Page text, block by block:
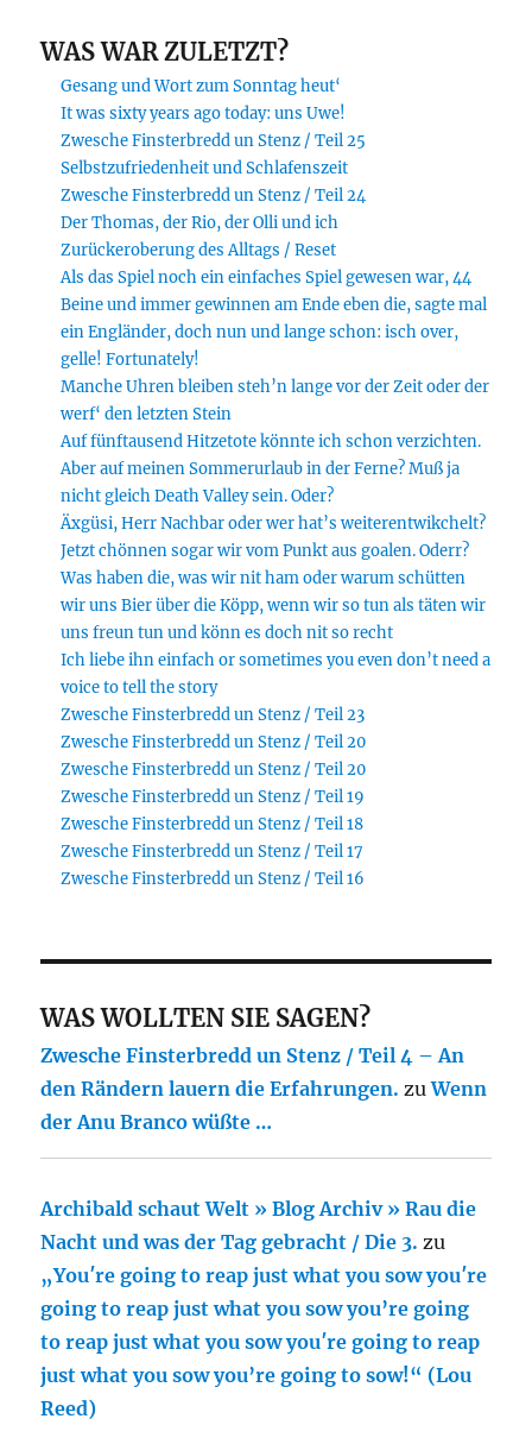
WAS WAR ZULETZT?
Gesang und Wort zum Sonntag heut‘
It was sixty years ago today: uns Uwe!
Zwesche Finsterbredd un Stenz / Teil 25
Selbstzufriedenheit und Schlafenszeit
Zwesche Finsterbredd un Stenz / Teil 24
Der Thomas, der Rio, der Olli und ich
Zurückeroberung des Alltags / Reset
Als das Spiel noch ein einfaches Spiel gewesen war, 44
Beine und immer gewinnen am Ende eben die, sagte mal
ein Engländer, doch nun und lange schon: isch over,
gelle! Fortunately!
Manche Uhren bleiben steh’n lange vor der Zeit oder der
werf‘ den letzten Stein
Auf fünftausend Hitzetote könnte ich schon verzichten.
Aber auf meinen Sommerurlaub in der Ferne? Muß ja
nicht gleich Death Valley sein. Oder?
Äxgüsi, Herr Nachbar oder wer hat’s weiterentwikchelt?
Jetzt chönnen sogar wir vom Punkt aus goalen. Oderr?
Was haben die, was wir nit ham oder warum schütten
wir uns Bier über die Köpp, wenn wir so tun als täten wir
uns freun tun und könn es doch nit so recht
Ich liebe ihn einfach or sometimes you even don’t need a
voice to tell the story
Zwesche Finsterbredd un Stenz / Teil 23
Zwesche Finsterbredd un Stenz / Teil 20
Zwesche Finsterbredd un Stenz / Teil 20
Zwesche Finsterbredd un Stenz / Teil 19
Zwesche Finsterbredd un Stenz / Teil 18
Zwesche Finsterbredd un Stenz / Teil 17
Zwesche Finsterbredd un Stenz / Teil 16
WAS WOLLTEN SIE SAGEN?
Zwesche Finsterbredd un Stenz / Teil 4 – An
den Rändern lauern die Erfahrungen. zuWenn
der Anu Branco wüßte …
Archibald schaut Welt » Blog Archiv » Rau die
Nacht und was der Tag gebracht / Die 3. zu
„You′re going to reap just what you sow you′re
going to reap just what you sow you’re going
to reap just what you sow you′re going to reap
just what you sow you’re going to sow!“ (Lou
Reed)